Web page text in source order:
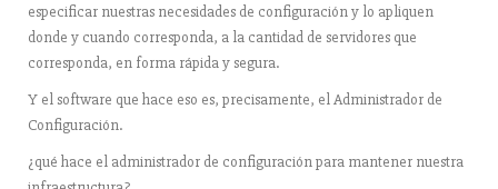
especificar nuestras necesidades de configuración y lo apliquen
donde y cuando corresponda, a la cantidad de servidores que
corresponda, en forma rápida y segura.
Y el software que hace eso es, precisamente, el Administrador de
Configuración.
¿qué hace el administrador de configuración para mantener nuestra